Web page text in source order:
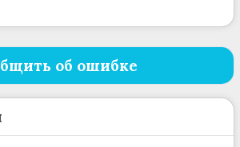
об ошибке